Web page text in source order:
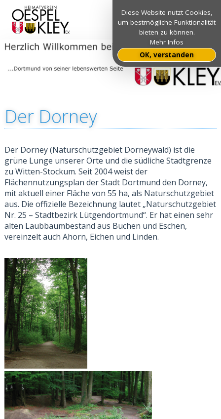
Der Dorney
Der Dorney (Naturschutzgebiet Dorneywald) ist die
grüne Lunge unserer Orte und die südliche Stadtgrenze
zu Witten-Stockum. Seit 2004 weist der
Flächennutzungsplan der Stadt Dortmund den Dorney,
mit aktuell einer Fläche von 55 ha, als Naturschutzgebiet
aus. Die offizielle Bezeichnung lautet „Naturschutzgebiet
Nr. 25 – Stadtbezirk Lütgendortmund“. Erhat einen sehr
alten Laubbaumbestand aus Buchen und Eschen,
vereinzelt auch Ahorn, Eichen und Linden.
Diese Website nutzt Cookies,
um bestmögliche Funktionalität
bieten zu können.
Mehr Infos
OK, verstanden